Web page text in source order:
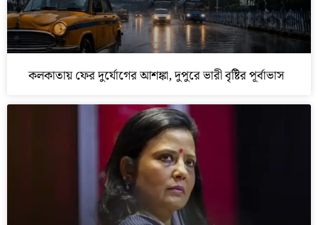
কলকাতায় ফের দুর্যোগের আশঙ্কা, দুপুরে ভারী বৃষ্টির পূর্বাভাস